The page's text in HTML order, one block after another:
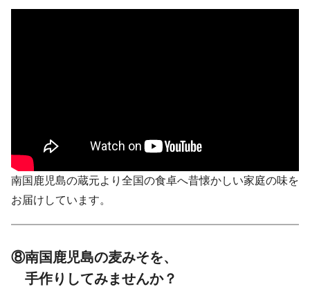
南国鹿児島の蔵元より全国の食卓へ昔懐かしい家庭の味を
お届けしています。
⑧南国鹿児島の麦みそを、
手作りしてみませんか？